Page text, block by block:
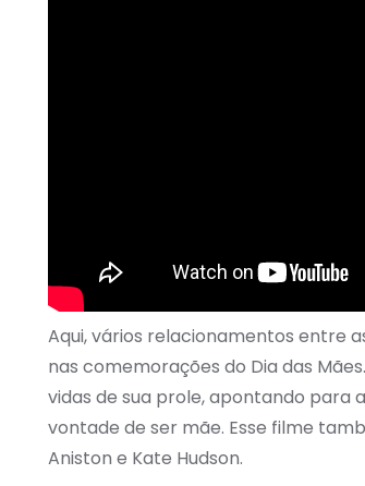
Aqui, vários relacionamentos entre
nas comemorações do Dia das
vidas de sua prole, apontando para
vontade de ser mãe. Esse filme
Aniston e Kate Hudson.